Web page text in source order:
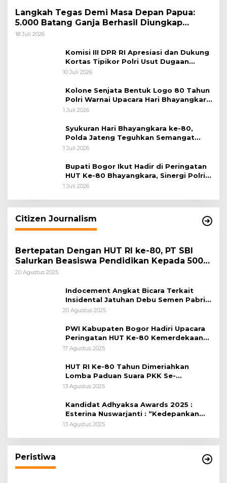
Langkah Tegas Demi Masa Depan Papua:
5.000 Batang Ganja Berhasil Diungkap
Koops TNI Habema
18 Juli 2026
Komisi III DPR RI Apresiasi dan Dukung
Kortas Tipikor Polri Usut Dugaan
Korupsi Batu Bara
10 Juli 2026
Kolone Senjata Bentuk Logo 80 Tahun
Polri Warnai Upacara Hari Bhayangkara
ke-80
1 Juli 2026
Syukuran Hari Bhayangkara ke-80,
Polda Jateng Teguhkan Semangat
Pengabdian dan Pererat Kebersamaan
1 Juli 2026
Bupati Bogor Ikut Hadir di Peringatan
HUT Ke-80 Bhayangkara, Sinergi Polri
dan Pemkab Bogor Jadi Kunci Menjaga
1 Juli 2026
Citizen Journalism
Bertepatan Dengan HUT RI ke-80, PT SBI
Salurkan Beasiswa Pendidikan Kepada 500
Pelajar
20 Agustus 2025
Indocement Angkat Bicara Terkait
Insidental Jatuhan Debu Semen Pabrik
Citeureup
20 Agustus 2025
PWI Kabupaten Bogor Hadiri Upacara
Peringatan HUT Ke-80 Kemerdekaan
RI, di Lapangan Tegar Beriman
17 Agustus 2025
HUT RI Ke-80 Tahun Dimeriahkan
Lomba Paduan Suara PKK Se-
Kabupaten Bogor
13 Agustus 2025
Kandidat Adhyaksa Awards 2025 :
Esterina Nuswarjanti : “Kedepankan
Keadilan Restoratif Wujudkan
13 Agustus 2025
Peristiwa